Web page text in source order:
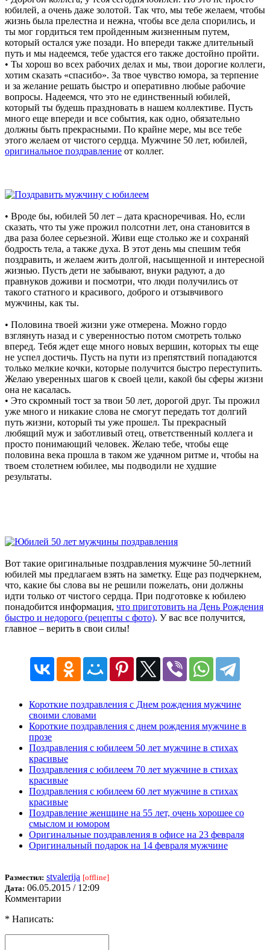
юбилей, а очень даже золотой. Так что, мы тебе желаем, чтобы
жизнь была прелестна и нежна, чтобы все дела спорились, и
ты мог гордиться тем пройденным жизненным путем,
который остался уже позади. Но впереди также длительный
путь и мы надеемся, тебе удастся его также достойно пройти.
• Ты хорош во всех рабочих делах и мы, твои дорогие коллеги,
хотим сказать «спасибо». За твое чувство юмора, за терпение
и за желание решать быстро и оперативно любые рабочие
вопросы. Надеемся, что это не единственный юбилей,
который ты будешь праздновать в нашем коллективе. Пусть
много еще впереди и все события, как одно, обязательно
должны быть прекрасными. По крайне мере, мы все тебе
этого желаем от чистого сердца. Мужчине 50 лет, юбилей,
оригинальное поздравление от коллег.
• Вроде бы, юбилей 50 лет – дата красноречивая. Но, если
сказать, что ты уже прожил полсотни лет, она становится в
два раза более серьезной. Живи еще столько же и сохраняй
бодрость тела, а также духа. В этот день мы спешим тебя
поздравить, и желаем жить долгой, насыщенной и интересной
жизнью. Пусть дети не забывают, внуки радуют, а до
правнуков доживи и посмотри, что люди получились от
такого статного и красивого, доброго и отзывчивого
мужчины, как ты.
• Половина твоей жизни уже отмерена. Можно гордо
взглянуть назад и с уверенностью потом смотреть только
вперед. Тебя ждет еще много новых вершин, которых ты еще
не успел достичь. Пусть на пути из препятствий попадаются
только мелкие кочки, которые получится быстро переступить.
Желаю уверенных шагов к своей цели, какой бы сферы жизни
она не касалась.
• Это скромный тост за твои 50 лет, дорогой друг. Ты прожил
уже много и никакие слова не смогут передать тот долгий
путь жизни, который ты уже прошел. Ты прекрасный
любящий муж и заботливый отец, ответственный коллега и
просто понимающий человек. Желаю тебе, чтобы еще
половина века прошла в таком же удачном ритме и, чтобы на
твоем столетнем юбилее, мы подводили не худшие
результаты.
Вот такие оригинальные поздравления мужчине 50-летний
юбилей мы предлагаем взять на заметку. Еще раз подчеркнем,
что, какие бы слова вы не решили пожелать, они должны
идти только от чистого сердца. При подготовке к юбилею
понадобится информация, что приготовить на День Рождения
быстро и недорого (рецепты с фото). У вас все получится,
главное – верить в свои силы!
Короткие поздравления с Днем рождения мужчине
своими словами
Короткие поздравления с днем рождения мужчине в
прозе
Поздравления с юбилеем 50 лет мужчине в стихах
красивые
Поздравления с юбилеем 70 лет мужчине в стихах
красивые
Поздравления с юбилеем 60 лет мужчине в стихах
красивые
Поздравление женщине на 55 лет, очень хорошее со
смыслом и юмором
Оригинальные поздравления в офисе на 23 февраля
Оригинальный подарок на 14 февраля мужчине
Разместил: stvalerija [offline]
Дата: 06.05.2015 / 12:09
Комментарии
* Написать: